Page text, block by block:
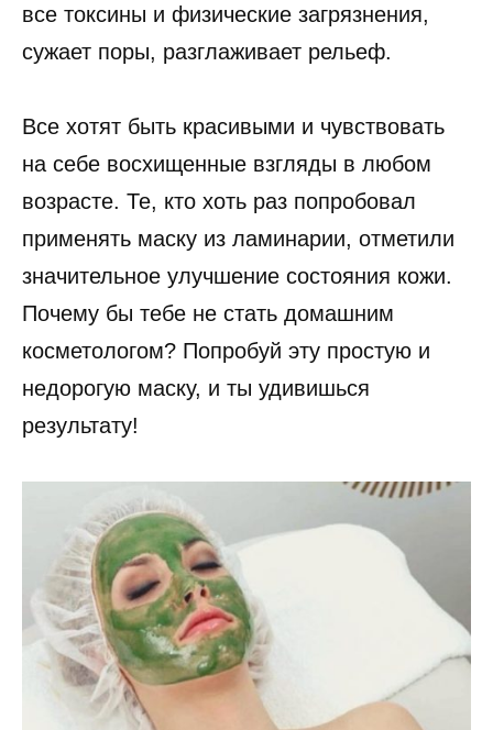
все токсины и физические загрязнения,
сужает поры, разглаживает рельеф.
Все хотят быть красивыми и чувствовать
на себе восхищенные взгляды в любом
возрасте. Те, кто хоть раз попробовал
применять маску из ламинарии, отметили
значительное улучшение состояния кожи.
Почему бы тебе не стать домашним
косметологом? Попробуй эту простую и
недорогую маску, и ты удивишься
результату!